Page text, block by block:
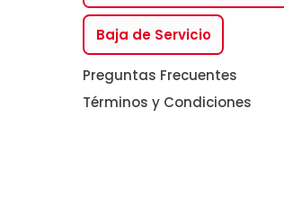
Baja de Servicio
Preguntas Frecuentes
Términos y Condiciones